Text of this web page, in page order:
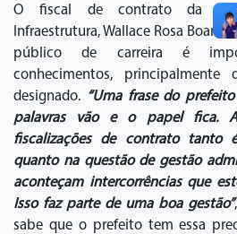
O fiscal de contrato da
Infraestrutura, Wallace Rosa
público de carreira é
conhecimentos,
designado. “Uma frase do
palavras vão e o papel fica. A
fiscalizações de contrato tanto
quanto na questão de gestão
aconteçam intercorrências que
Isso faz parte de uma boa gestão”
sabe que o prefeito tem essa